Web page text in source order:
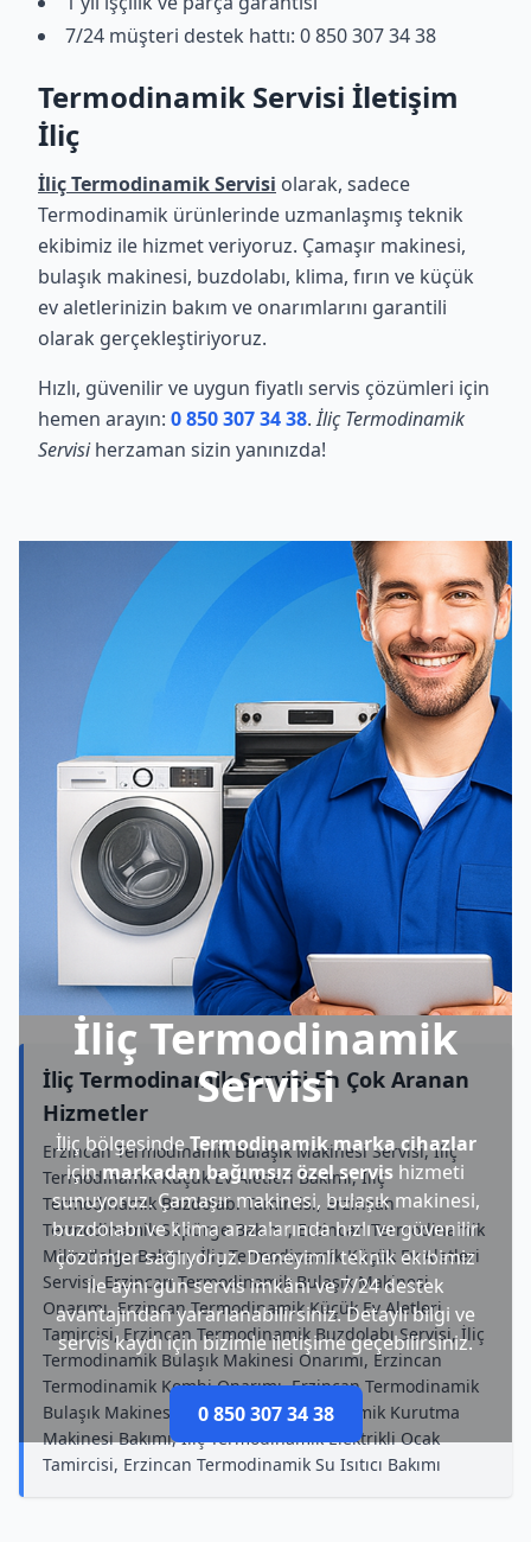
7/24 müşteri destek hattı: 0 850 307 34 38
Termodinamik Servisi İletişim
İliç
İliç Termodinamik Servisi olarak, sadece
Termodinamik ürünlerinde uzmanlaşmış teknik
ekibimiz ile hizmet veriyoruz. Çamaşır makinesi,
bulaşık makinesi, buzdolabı, klima, fırın ve küçük
ev aletlerinizin bakım ve onarımlarını garantili
olarak gerçekleştiriyoruz.
Hızlı, güvenilir ve uygun fiyatlı servis çözümleri için
hemen arayın: 0 850 307 34 38.İliç Termodinamik
Servisiherzaman sizin yanınızda!
İliç Termodinamik
Servisi
İliç bölgesindeTermodinamik marka cihazlar
içinmarkadan bağımsız özel servis hizmeti
sunuyoruz. Çamaşır makinesi, bulaşık makinesi,
buzdolabı ve klima arızalarında hızlı ve güvenilir
çözümler sağlıyoruz. Deneyimli teknik ekibimiz
ile aynı gün servis imkânı ve 7/24 destek
avantajından yararlanabilirsiniz. Detaylı bilgi ve
servis kaydı için bizimle iletişime geçebilirsiniz.
0 850 307 34 38
İliç Termodinamik Servisi En Çok Aranan
Hizmetler
Erzincan Termodinamik Bulaşık Makinesi Servisi, İliç
Termodinamik Küçük Ev Aletleri Bakımı, İliç
Termodinamik Buzdolabı Tamircisi, Erzincan
Termodinamik Süpürge Bakımı, Erzincan Termodinamik
Mikrodalga Bakımı, İliç Termodinamik Küçük Ev Aletleri
Servisi, Erzincan Termodinamik Bulaşık Makinesi
Onarımı, Erzincan Termodinamik Küçük Ev Aletleri
Tamircisi, Erzincan Termodinamik Buzdolabı Servisi, İliç
Termodinamik Bulaşık Makinesi Onarımı, Erzincan
Termodinamik Kombi Onarımı, Erzincan Termodinamik
Bulaşık Makinesi Bakımı, İliç Termodinamik Kurutma
Makinesi Bakımı, İliç Termodinamik Elektrikli Ocak
Tamircisi, Erzincan Termodinamik Su Isıtıcı Bakımı